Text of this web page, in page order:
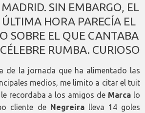
SIN EMBARGO, EL
HORA PARECÍA EL
SOBRE EL QUE CANTABA
RUMBA. CURIOSO
de la jornada que ha alimentado las
medios, me limito a citar el tuit
recordaba a los amigos de Marca lo
cliente de
Negreiralleva 14 goles